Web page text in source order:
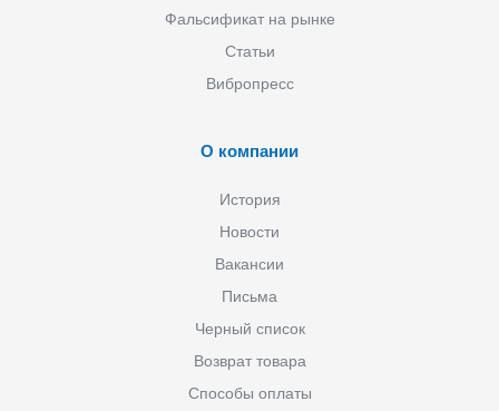
Фальсификат на рынке
Статьи
Вибропресс
О компании
История
Новости
Вакансии
Письма
Черный список
Возврат товара
Способы оплаты